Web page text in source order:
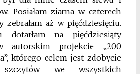
Posiałam ziarna w czterech
zebrałam aż w pięćdziesięciu.
na pięćdziesiąty
autorskim projekcie „200
którego celem jest zdobycie
szczytów we wszystkich